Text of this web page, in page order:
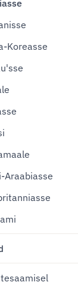
Koreasse
Araabiasse